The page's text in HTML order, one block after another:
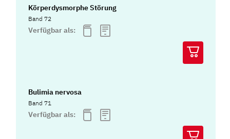
Körperdysmorphe Störung
Band 72
Verfügbar als:
Bulimia nervosa
Band 71
Verfügbar als: